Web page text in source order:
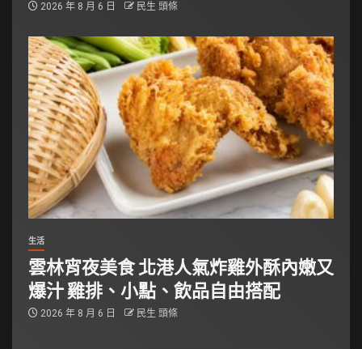
2026 年 8 月 6 日 民生 頭條
生活
雲林宵夜美食 北港人氣炸雞外酥內嫩又
爆汁 雞排、小點、飲品自由搭配
2026 年 8 月 6 日 民生 頭條